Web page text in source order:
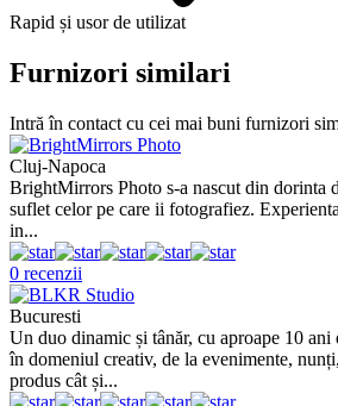
Rapid și usor de utilizat
Furnizori similari
Intră în contact cu cei mai buni furnizori
Cluj-Napoca
BrightMirrors Photo s-a nascut din dorinta
suflet celor pe care ii fotografiez.
in...
0 recenzii
Bucuresti
Un duo dinamic și tânăr, cu aproape 10 ani
în domeniul creativ, de la evenimente,
produs cât și...